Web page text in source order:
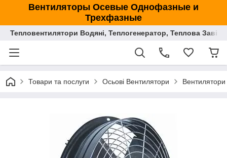
Вентиляторы Осевые Однофазные и
Трехфазные
Тепловентилятори Водяні, Теплогенератор, Теплова
Товари та послуги Осьові Вентилятори Вентилятори